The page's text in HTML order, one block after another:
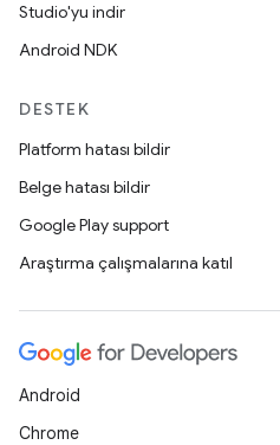
Studio'yu indir
Android NDK
DESTEK
Platform hatası bildir
Belge hatası bildir
Google Play support
Araştırma çalışmalarına katıl
Android
Chrome